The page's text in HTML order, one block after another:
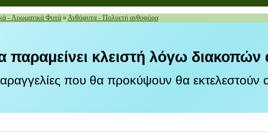
- Αρωματικά Φυτά »Ανθόφυτα - Πολυετή ανθοφόρα
παραμείνει κλειστή λόγω
που θα προκύψουν θα εκτελεστούν